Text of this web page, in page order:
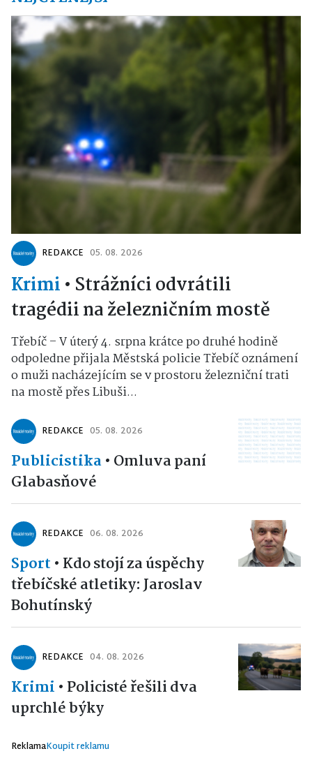
REDAKCE 05. 08. 2026
Krimi • Strážníci odvrátili
tragédii na železničním mostě
Třebíč – V úterý 4. srpna krátce po druhé hodině
odpoledne přijala Městská policie Třebíč oznámení
o muži nacházejícím se v prostoru železniční trati
na mostě přes Libuši...
REDAKCE 05. 08. 2026
Publicistika• Omluva paní
Glabasňové
REDAKCE 06. 08. 2026
Sport • Kdo stojí za úspěchy
třebíčské atletiky: Jaroslav
Bohutínský
REDAKCE 04. 08. 2026
Krimi • Policisté řešili dva
uprchlé býky
ReklamaKoupit reklamu